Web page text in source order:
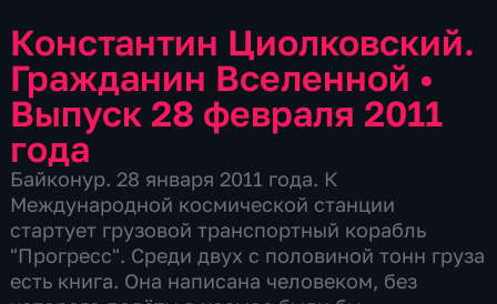
Константин Циолковский.
Гражданин Вселенной •
Выпуск 28 февраля 2011
года
Байконур. 28 января 2011 года. К
Международной космической станции
стартует грузовой транспортный корабль
"Прогресс". Среди двух с половиной тонн груза
есть книга. Она написана человеком, без